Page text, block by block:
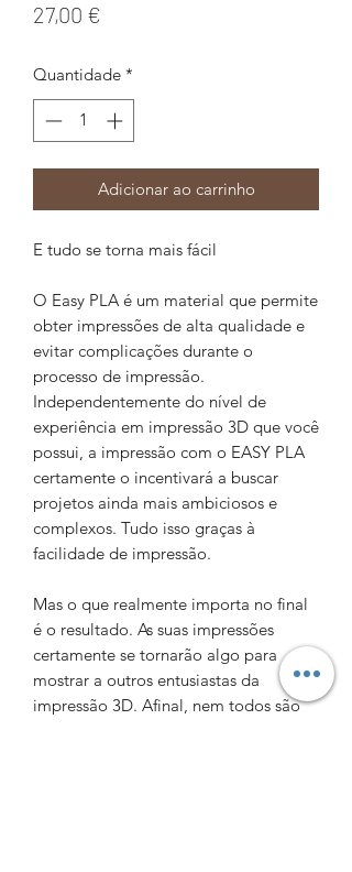
27,00 €
Quantidade *
Adicionar ao carrinho
E tudo se torna mais fácil
O Easy PLA é um material que permite
obter impressões de alta qualidade e
evitar complicações durante o
processo de impressão.
Independentemente do nível de
experiência em impressão 3D que você
possui, a impressão com o EASY PLA
certamente o incentivará a buscar
projetos ainda mais ambiciosos e
complexos. Tudo isso graças à
facilidade de impressão.
Mas o que realmente importa no final
é o resultado. As suas impressões
certamente se tornarão algo para
mostrar a outros entusiastas da
impressão 3D. Afinal, nem todos são